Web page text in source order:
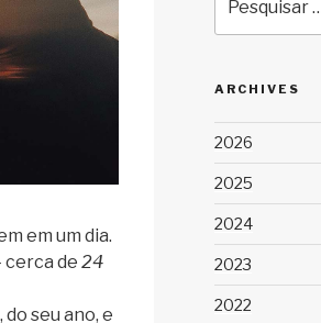
em um dia.
cerca de 24
seu ano, e
por:
ARCHIVES
2026
2025
2024
2023
2022